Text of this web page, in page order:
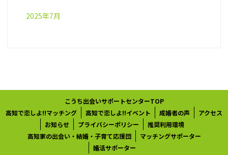
2025年7月
こうち出会いサポートセンターTOP
高知で恋しよ!!マッチング
高知で恋しよ!!イベント 成婚者の声
アクセス
お知らせ
プライバシーポリシー
推奨利用環境
高知家の出会い・結婚・子育て応援団
マッチングサポーター
婚活サポーター